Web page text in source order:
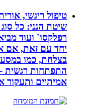
טיפול ריגשי, אורית
שיטת הנני: כל סוג של
רפלקסו` ועוד מביאים
יחד עם זאת, אם אדם
בצלחת, כמו במסעדה,
התפתחות רגשית –
אמיתיים ותעקור את